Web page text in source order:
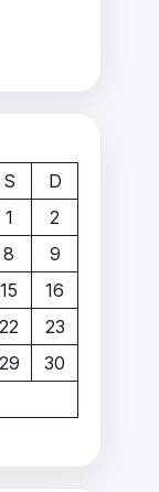
S
D
1
2
8
9
15
16
22
23
29
30